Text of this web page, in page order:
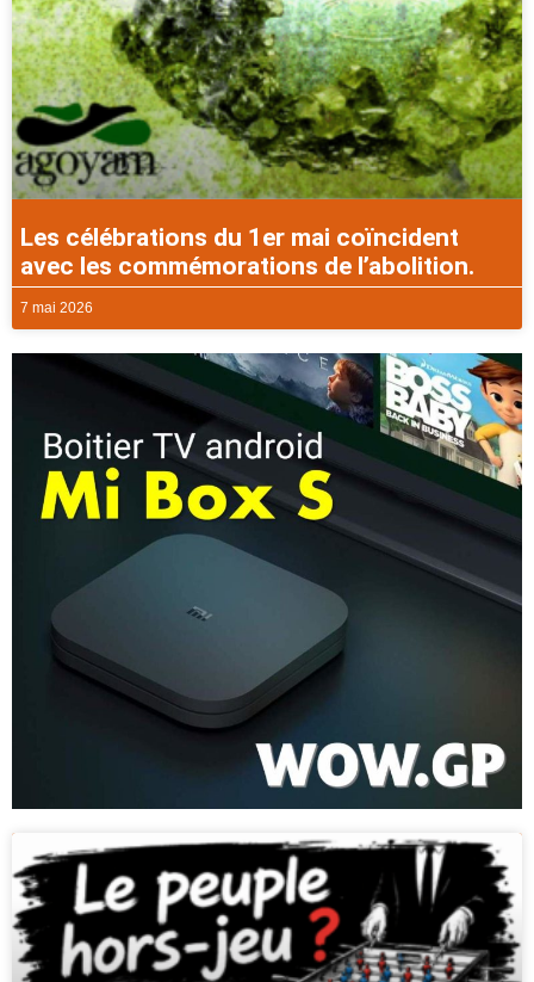
Les célébrations du 1er mai coïncident
avec les commémorations de l’abolition.
7 mai 2026